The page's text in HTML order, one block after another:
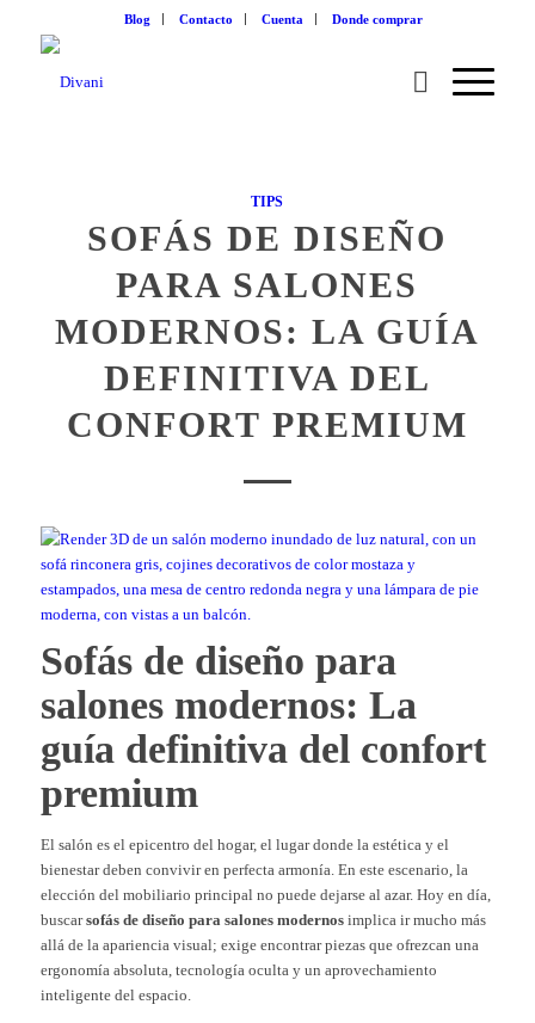
Blog Contacto Cuenta Donde comprar
TIPS
SOFÁS DE DISEÑO
PARA SALONES
MODERNOS: LA GUÍA
DEFINITIVA DEL
CONFORT PREMIUM
Sofás de diseño para
salones modernos: La
guía definitiva del confort
premium
El salón es el epicentro del hogar, el lugar donde la estética y el
bienestar deben convivir en perfecta armonía. En este escenario, la
elección del mobiliario principal no puede dejarse al azar. Hoy en día,
buscarsofás de diseño para salones modernosimplica ir mucho más
allá de la apariencia visual; exige encontrar piezas que ofrezcan una
ergonomía absoluta, tecnología oculta y un aprovechamiento
inteligente del espacio.